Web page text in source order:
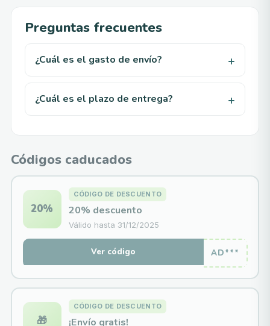
Preguntas frecuentes
¿Cuál es el gasto de envío?
¿Cuál es el plazo de entrega?
Códigos caducados
20%
CÓDIGO DE DESCUENTO
20% descuento
Válido hasta 31/12/2025
Ver código AD***
🎁
CÓDIGO DE DESCUENTO
¡Envío gratis!